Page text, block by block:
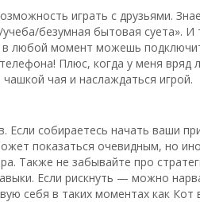
играть с друзьями.
безумная бытовая суета».
в любой момент можешь
Плюс, когда у меня
чая и наслаждаться игрой.
Если собираетесь начать ваши
показаться очевидным, но
Также не забывайте про
Если рискнуть — можно
себя в таких моментах как